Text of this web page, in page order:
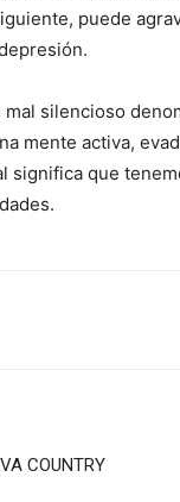
puede
silencioso
mente activa,
significa que
COUNTRY